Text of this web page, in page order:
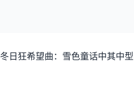
冬日狂希望曲：雪色童话中其中